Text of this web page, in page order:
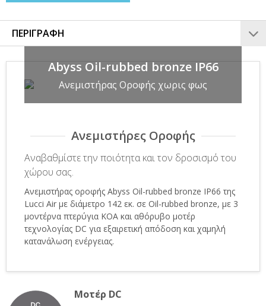
ΠΕΡΙΓΡΑΦΗ
Abyss Oil-rubbed bronze IP66
Ανεμιστήρας Οροφής χωρις φως
Ανεμιστήρες Οροφής
Αναβαθμίστε την ποιότητα και τον δροσισμό του
χώρου σας.
Ανεμιστήρας οροφής Abyss Oil-rubbed bronze IP66 της
Lucci Air με διάμετρο 142 εκ. σε Oil-rubbed bronze, με 3
μοντέρνα πτερύγια KOA και αθόρυβο μοτέρ
τεχνολογίας DC για εξαιρετική απόδοση και χαμηλή
κατανάλωση ενέργειας.
Μοτέρ DC